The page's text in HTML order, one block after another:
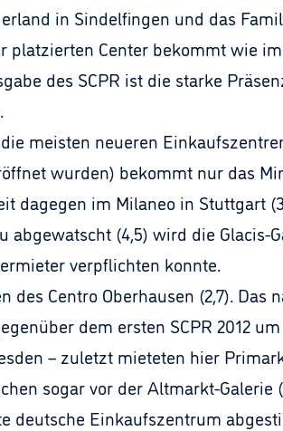
in Sindelfingen und das
platzierten Center bekommt wie
des SCPR ist die starke
meisten neueren
wurden) bekommt nur das
dagegen im Milaneo in Stuttgart
abgewatscht (4,5) wird die
verpflichten konnte.
Centro Oberhausen (2,7). Das
dem ersten SCPR 2012
– zuletzt mieteten hier
sogar vor der Altmarkt-Galerie
deutsche Einkaufszentrum